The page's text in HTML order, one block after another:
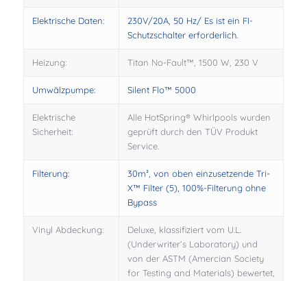
Elektrische Daten:
230V/20A, 50 Hz/ Es ist ein FI-
Schutzschalter erforderlich.
Heizung: Titan No-Fault™, 1500 W, 230 V
Umwälzpumpe: Silent Flo™ 5000
Elektrische
Sicherheit:
Alle HotSpring® Whirlpools wurden
geprüft durch den TÜV Produkt
Service.
Filterung:
30m², von oben einzusetzende Tri-
X™ Filter (5), 100%-Filterung ohne
Bypass
Vinyl Abdeckung:
Deluxe, klassifiziert vom U.L.
(Underwriter’s Laboratory) und
von der ASTM (Amercian Society
for Testing and Materials) bewertet,